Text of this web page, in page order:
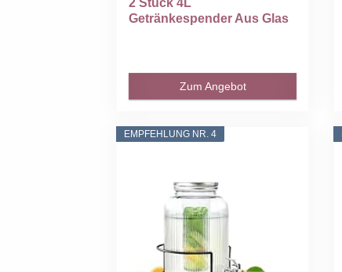
2 Stück 4L
Getränkespender Aus Glas
Zum Angebot
EMPFEHLUNG NR. 4